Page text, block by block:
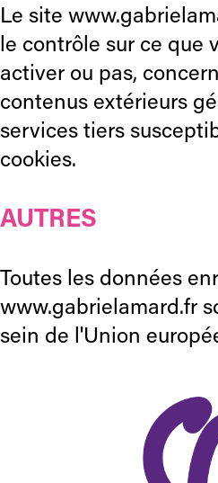
Le site
le contrôle sur ce que
activer ou pas,
contenus extérieurs
services tiers
cookies.
AUTRES
Toutes les données
www.gabrielamard.fr
sein de l'Union